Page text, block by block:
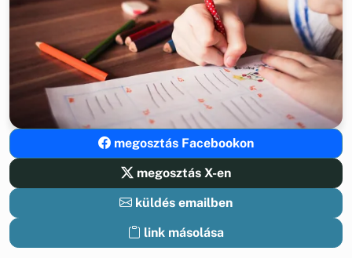
megosztás Facebookon
megosztás X-en
küldés emailben
link másolása